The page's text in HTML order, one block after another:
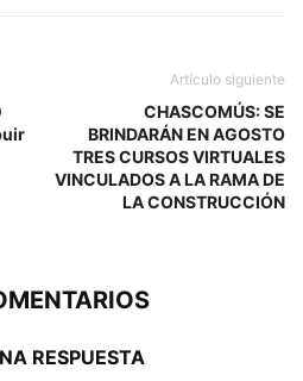
Artículo siguiente
CHASCOMÚS: SE
BRINDARÁN EN AGOSTO
TRES CURSOS VIRTUALES
VINCULADOS A LA RAMA DE
LA CONSTRUCCIÓN
RESPUESTA